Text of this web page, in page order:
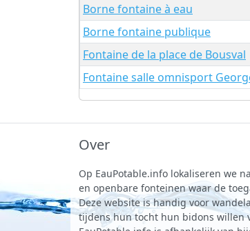
Borne fontaine à eau
Borne fontaine publique
Fontaine de la place de Bousval
Fontaine salle omnisport
Over
Op EauPotable.info lokaliseren we
en openbare fonteinen waar de
Deze website is handig voor
tijdens hun tocht hun bidons willen